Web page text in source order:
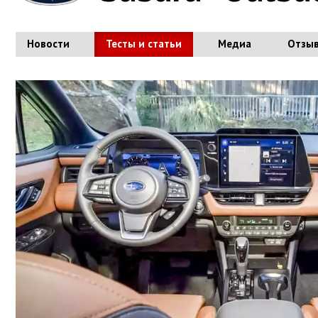
Новости Тесты и статьи Медиа